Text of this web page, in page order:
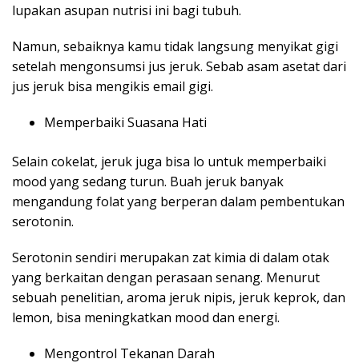
lupakan asupan nutrisi ini bagi tubuh.
Namun, sebaiknya kamu tidak langsung menyikat gigi
setelah mengonsumsi jus jeruk. Sebab asam asetat dari
jus jeruk bisa mengikis email gigi.
Memperbaiki Suasana Hati
Selain cokelat, jeruk juga bisa lo untuk memperbaiki
mood yang sedang turun. Buah jeruk banyak
mengandung folat yang berperan dalam pembentukan
serotonin.
Serotonin sendiri merupakan zat kimia di dalam otak
yang berkaitan dengan perasaan senang. Menurut
sebuah penelitian, aroma jeruk nipis, jeruk keprok, dan
lemon, bisa meningkatkan mood dan energi.
Mengontrol Tekanan Darah